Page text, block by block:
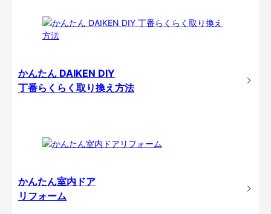
かんたん DAIKEN DIY
丁番らくらく取り換え方法
かんたん室内ドア
リフォーム